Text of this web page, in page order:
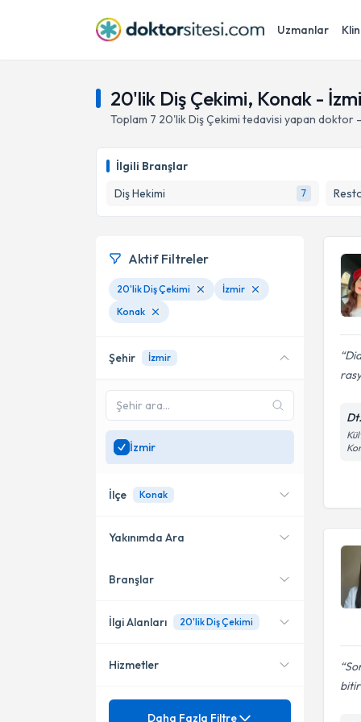
Uzmanlar
20'lik Diş Çekimi, Konak -
Toplam 7 20'lik Diş Çekimi tedavisi yapan doktor -
İlgili Branşlar
Diş Hekimi
7
Aktif Filtreler
20'lik Diş Çekimi
İzmir
Konak
Şehir İzmir
İzmir
İlçe Konak
Karşıyaka
Bayraklı
Yakınımda Ara
Konumuma yakın uzmanları
Branşlar
Diş Hekimi
Restoratif Diş Tedavileri
İlgi Alanları 20'lik Diş Çekimi
20'lik Diş Çekimi
Hizmetler
Mezuniyet
Daha Fazla Filtre